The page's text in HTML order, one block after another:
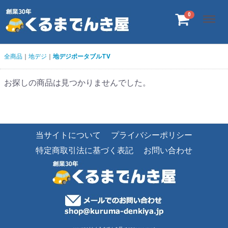
0 Menu
全商品 地デジ 地デジポータブルTV
お探しの商品は見つかりませんでした。
当サイトについて
プライバシーポリシー
特定商取引法に基づく表記
お問い合わせ